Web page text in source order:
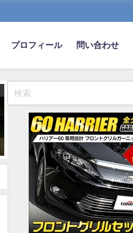
プロフィール 問い合わせ
オマイラが本気で『欲しい車』
がコチラｗｗｗｗｗｗ
2024-12-03